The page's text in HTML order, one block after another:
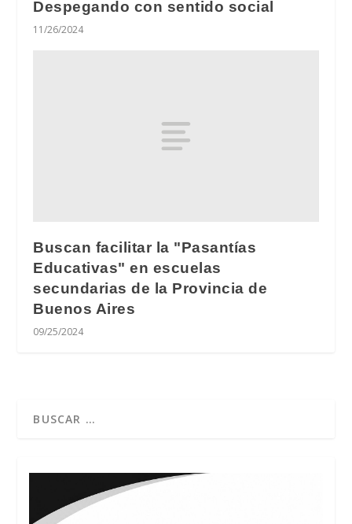
Despegando con sentido social
11/26/2024
Buscan facilitar la "Pasantías
Educativas" en escuelas
secundarias de la Provincia de
Buenos Aires
09/25/2024